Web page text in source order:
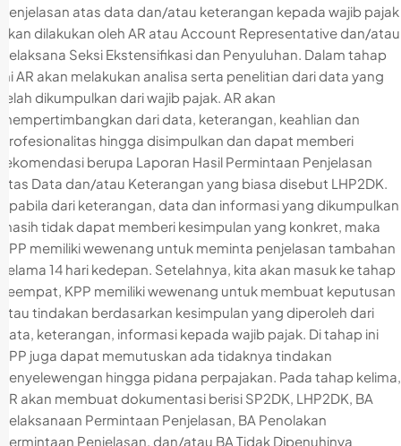
penjelasan atas data dan/atau keterangan kepada wajib pajak
akan dilakukan oleh AR atau Account Representative dan/atau
pelaksana Seksi Ekstensifikasi dan Penyuluhan. Dalam tahap
ini AR akan melakukan analisa serta penelitian dari data yang
telah dikumpulkan dari wajib pajak. AR akan
mempertimbangkan dari data, keterangan, keahlian dan
profesionalitas hingga disimpulkan dan dapat memberi
rekomendasi berupa Laporan Hasil Permintaan Penjelasan
atas Data dan/atau Keterangan yang biasa disebut LHP2DK.
Apabila dari keterangan, data dan informasi yang dikumpulkan
masih tidak dapat memberi kesimpulan yang konkret, maka
KPP memiliki wewenang untuk meminta penjelasan tambahan
selama 14 hari kedepan. Setelahnya, kita akan masuk ke tahap
keempat, KPP memiliki wewenang untuk membuat keputusan
atau tindakan berdasarkan kesimpulan yang diperoleh dari
data, keterangan, informasi kepada wajib pajak. Di tahap ini
KPP juga dapat memutuskan ada tidaknya tindakan
penyelewengan hingga pidana perpajakan. Pada tahap kelima,
AR akan membuat dokumentasi berisi SP2DK, LHP2DK, BA
Pelaksanaan Permintaan Penjelasan, BA Penolakan
Permintaan Penjelasan, dan/atau BA Tidak Dipenuhinya